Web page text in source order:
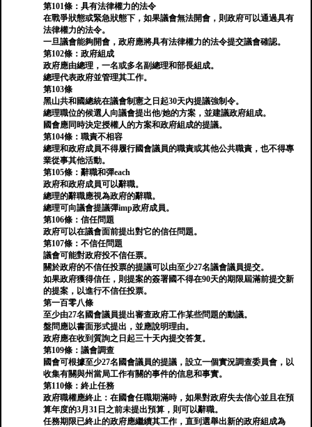
第101條：具有法律權力的法令
在戰爭狀態或緊急狀態下，如果議會無法開會，則政府可以通過具有
法律權力的法令。
一旦議會能夠開會，政府應將具有法律權力的法令提交議會確認。
第102條：政府組成
政府應由總理，一名或多名副總理和部長組成。
總理代表政府並管理其工作。
第103條
黑山共和國總統在議會制憲之日起30天內提議強制令。
總理職位的候選人向議會提出他/她的方案，並建議政府組成。
國會應同時決定授權人的方案和政府組成的提議。
第104條：職責不相容
總理和政府成員不得履行國會議員的職責或其他公共職責，也不得專
業從事其他活動。
第105條：辭職和彈each
政府和政府成員可以辭職。
總理的辭職應視為政府的辭職。
總理可向議會提議彈imp政府成員。
第106條：信任問題
政府可以在議會面前提出對它的信任問題。
第107條：不信任問題
議會可能對政府投不信任票。
關於政府的不信任投票的提議可以由至少27名議會議員提交。
如果政府獲得信任，則提案的簽署國不得在90天的期限屆滿前提交新
的提案，以進行不信任投票。
第一百零八條
至少由27名國會議員提出審查政府工作某些問題的動議。
盤問應以書面形式提出，並應說明理由。
政府應在收到質詢之日起三十天內提交答复。
第109條：議會調查
國會可根據至少27名國會議員的提議，設立一個實況調查委員會，以
收集有關與州當局工作有關的事件的信息和事實。
第110條：終止任務
政府職權應終止：在國會任職期滿時，如果對政府失去信心並且在預
算年度的3月31日之前未提出預算，則可以辭職。
任務期限已終止的政府應繼續其工作，直到選舉出新的政府組成為